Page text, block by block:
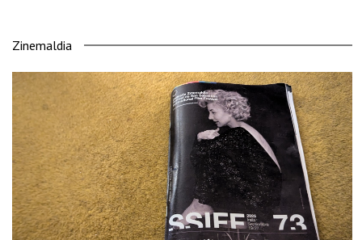
Zinemaldia